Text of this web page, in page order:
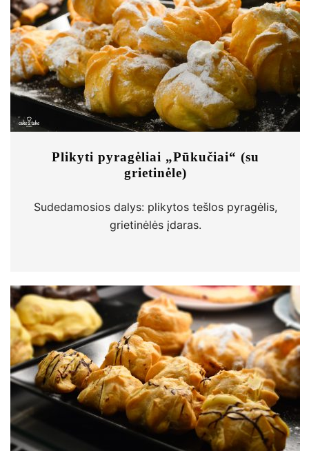
Plikyti pyragėliai „Pūkučiai“ (su
grietinėle)
Sudedamosios dalys: plikytos tešlos pyragėlis,
grietinėlės įdaras.